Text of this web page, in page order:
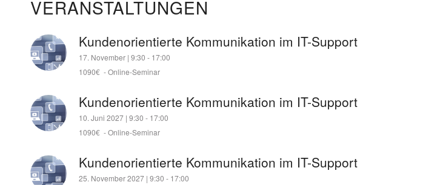
VERANSTALTUNGEN
Kundenorientierte Kommunikation im IT-Support
17. November | 9:30 - 17:00
1090€ -Online-Seminar
Kundenorientierte Kommunikation im IT-Support
10. Juni 2027 | 9:30 - 17:00
1090€ -Online-Seminar
Kundenorientierte Kommunikation im IT-Support
25. November 2027 | 9:30 - 17:00